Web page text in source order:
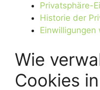
Privatsphäre-
Historie der
Einwilligungen
Wie
Cookies